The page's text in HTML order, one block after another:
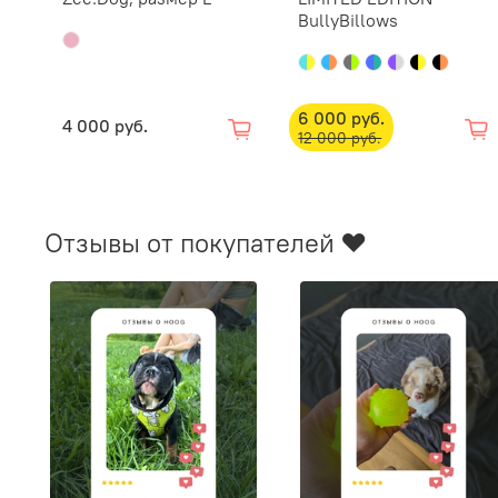
4 000 руб.
BullyBillows
6 000 руб.
12 000 руб.
Отзывы от покупателей ❤️